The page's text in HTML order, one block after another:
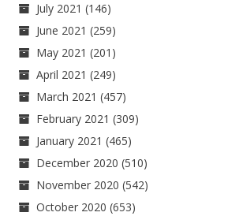
July 2021 (146)
June 2021 (259)
May 2021 (201)
April 2021 (249)
March 2021 (457)
February 2021 (309)
January 2021 (465)
December 2020 (510)
November 2020 (542)
October 2020 (653)